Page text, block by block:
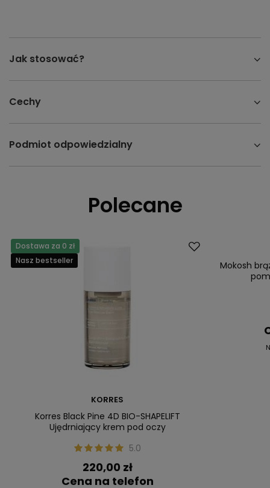
Jak stosować?
Cechy
Podmiot odpowiedzialny
Polecane
Dostawa za 0 zł
Nasz bestseller
KORRES
Korres Black Pine 4D BIO-SHAPELIFT
Ujędrniający krem pod oczy
5.0
220,00 zł
Cena na telefon
Nasz
Mokosh